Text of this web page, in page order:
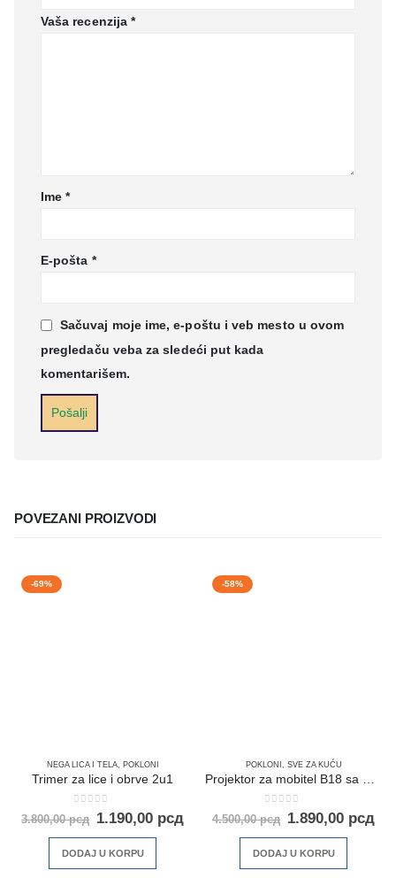
Vaša recenzija*
Ime*
E-pošta *
Sačuvaj moje ime, e-poštu i veb mesto u ovom
pregledaču veba za sledeći put kada
komentarišem.
POVEZANI PROIZVODI
-69%
NEGA LICA I TELA, POKLONI
Trimer za lice i obrve 2u1
out of 5
3.800,00рсд 1.190,00 рсд
DODAJ U KORPU
-58%
POKLONI SVE ZA KUĆU
out of 5
4.500,00рсд 1.890,00 рсд
DODAJ U KORPU